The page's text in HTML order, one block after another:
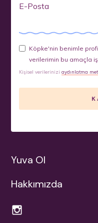
E-Posta
Köpke'nin benimle
verilerimin bu amaçla
Kişisel verileriniziaydınlatma
Yuva Ol
Hakkımızda